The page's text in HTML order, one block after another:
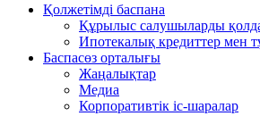
Қолжетімді баспана
Құрылыс салушыларды
Ипотекалық кредиттер мен
Баспасөз орталығы
Жаңалықтар
Медиа
Корпоративтік іс-шаралар